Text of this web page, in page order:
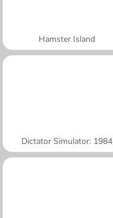
Hamster Island
Dictator Simulator: 1984